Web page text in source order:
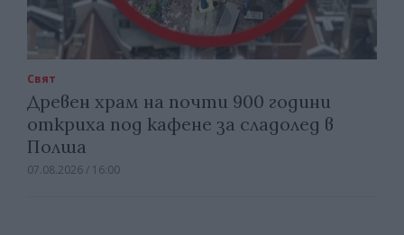
Свят
Древен храм на почти 900 години
откриха под кафене за сладолед в
Полша
07.08.2026 / 16:00